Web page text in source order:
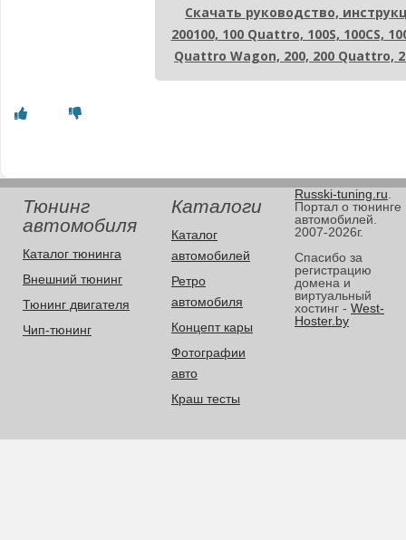
Скачать руководство,
200100, 100 Quattro, 100S, 100CS,
Quattro Wagon, 200, 200 Quattro,
Тюнинг
автомобиля
Каталог тюнинга
Внешний тюнинг
Тюнинг двигателя
Чип-тюнинг
Каталоги
Каталог
автомобилей
Ретро
автомобиля
Концепт кары
Фотографии
авто
Краш тесты
Russki-tuning.ru
Портал о тюнинге
автомобилей.
2007-2026г.
Спасибо за
регистрацию
домена и
виртуальный
хостинг - West-
Hoster.by